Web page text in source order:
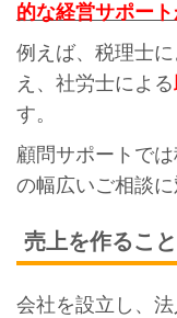
的な経営サポー
例えば、税理士に
え、社労士による
す。
顧問サポートで
の幅広いご相談に
売上を作るこ
会社を設立し、法